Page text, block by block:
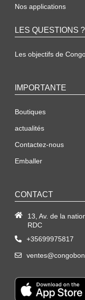
Nos applications
LES QUESTIONS ?
Les objectifs de
IMPORTANTE
Boutiques
actualités
Contactez-nous
Emballer
CONTACT
13, Av. de la
RDC
+35699975817